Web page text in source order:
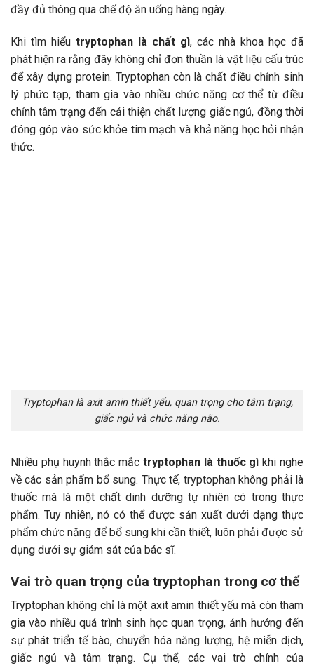
đầy đủ thông qua chế độ ăn uống hàng ngày.
Khi tìm hiểu tryptophan là chất gì, các nhà khoa học đã
phát hiện ra rằng đây không chỉ đơn thuần là vật liệu cấu trúc
để xây dựng protein. Tryptophan còn là chất điều chỉnh sinh
lý phức tạp, tham gia vào nhiều chức năng cơ thể từ điều
chỉnh tâm trạng đến cải thiện chất lượng giấc ngủ, đồng thời
đóng góp vào sức khỏe tim mạch và khả năng học hỏi nhận
thức.
Tryptophan là axit amin thiết yếu, quan trọng cho tâm trạng,
giấc ngủ và chức năng não.
Nhiều phụ huynh thắc mắc tryptophan là thuốc gì khi nghe
về các sản phẩm bổ sung. Thực tế, tryptophan không phải là
thuốc mà là một chất dinh dưỡng tự nhiên có trong thực
phẩm. Tuy nhiên, nó có thể được sản xuất dưới dạng thực
phẩm chức năng để bổ sung khi cần thiết, luôn phải được sử
dụng dưới sự giám sát của bác sĩ.
Vai trò quan trọng của tryptophan trong cơ thể
Tryptophan không chỉ là một axit amin thiết yếu mà còn tham
gia vào nhiều quá trình sinh học quan trọng, ảnh hưởng đến
sự phát triển tế bào, chuyển hóa năng lượng, hệ miễn dịch,
giấc ngủ và tâm trạng. Cụ thể, các vai trò chính của